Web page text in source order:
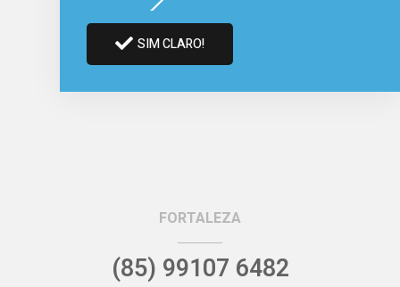
SIM CLARO!
FORTALEZA
(85) 99107 6482